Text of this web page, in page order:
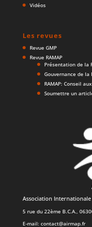
Vidéos
Les revues
Revue GMP
Revue RAMAP
Présentation de la
Gouvernance de la
RAMAP: Conseil
Soumettre un
Association
5 rue du 22ème B.C.A.,
E-mail: contact@airmap.fr